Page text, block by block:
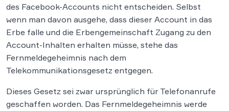
des Facebook-Accounts nicht entscheiden. Selbst
wenn man davon ausgehe, dass dieser Account in das
Erbe falle und die Erbengemeinschaft Zugang zu den
Account-Inhalten erhalten müsse, stehe das
Fernmeldegeheimnis nach dem
Telekommunikationsgesetz entgegen.
Dieses Gesetz sei zwar ursprünglich für Telefonanrufe
geschaffen worden. Das Fernmeldegeheimnis werde